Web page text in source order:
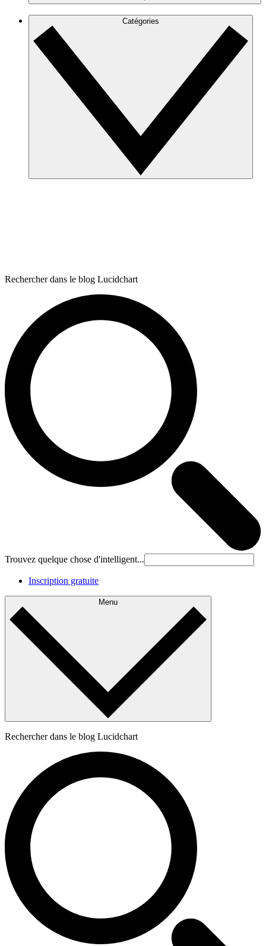
Catégories
Rechercher dans le blog Lucidchart
Trouvez quelque chose d'intelligent...
Inscription gratuite
Menu
Rechercher dans le blog Lucidchart